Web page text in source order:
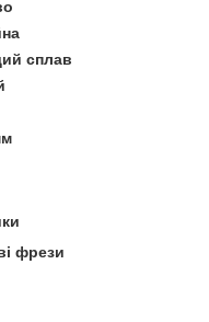
сплав
фрези